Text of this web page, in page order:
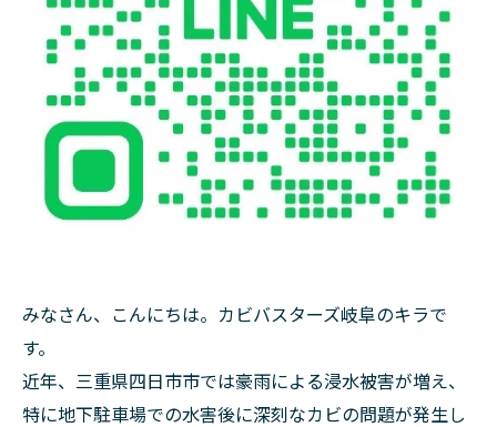
みなさん、こんにちは。カビバスターズ岐阜のキラで
す。
近年、三重県四日市市では豪雨による浸水被害が増え、
特に地下駐車場での水害後に深刻なカビの問題が発生し